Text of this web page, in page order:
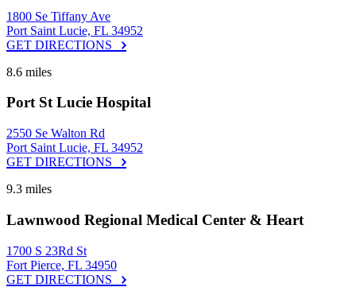
1800 Se Tiffany Ave
Port Saint Lucie, FL 34952
GET DIRECTIONS
8.6 miles
Port St Lucie Hospital
2550 Se Walton Rd
Port Saint Lucie, FL 34952
GET DIRECTIONS
9.3 miles
Lawnwood Regional Medical Center & Heart
1700 S 23Rd St
Fort Pierce, FL 34950
GET DIRECTIONS